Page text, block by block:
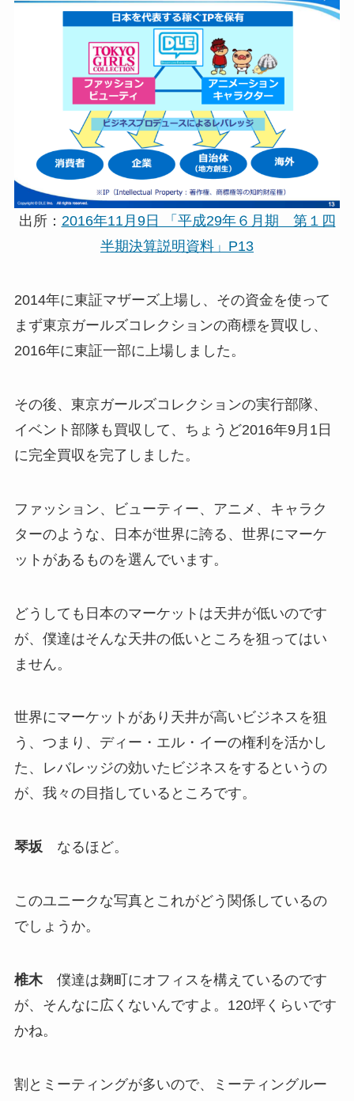
出所： 2016年11月9日 「平成29年６月期 第１四
半期決算説明資料」P13
2014年に東証マザーズ上場し、その資金を使って
まず東京ガールズコレクションの商標を買収し、
2016年に東証一部に上場しました。
その後、東京ガールズコレクションの実行部隊、
イベント部隊も買収して、ちょうど2016年9月1日
に完全買収を完了しました。
ファッション、ビューティー、アニメ、キャラク
ターのような、日本が世界に誇る、世界にマーケ
ットがあるものを選んでいます。
どうしても日本のマーケットは天井が低いのです
が、僕達はそんな天井の低いところを狙ってはい
ません。
世界にマーケットがあり天井が高いビジネスを狙
う、つまり、ディー・エル・イーの権利を活かし
た、レバレッジの効いたビジネスをするというの
が、我々の目指しているところです。
琴坂なるほど。
このユニークな写真とこれがどう関係しているの
でしょうか。
椎木僕達は麹町にオフィスを構えているのです
が、そんなに広くないんですよ。120坪くらいです
かね。
割とミーティングが多いので、ミーティングルー